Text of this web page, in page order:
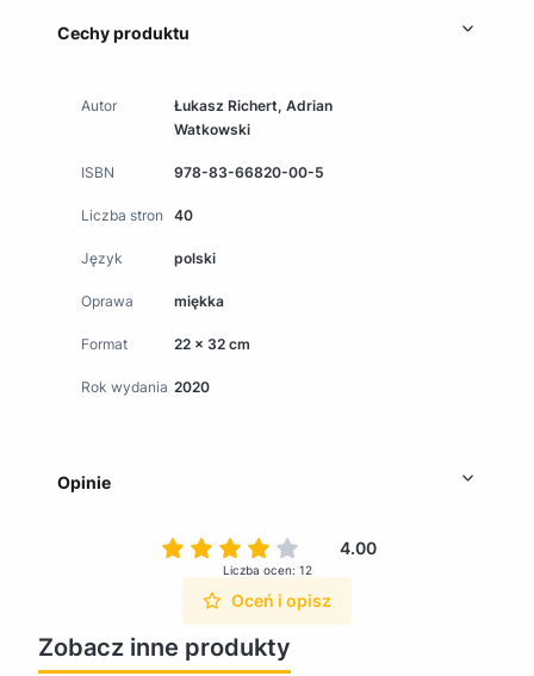
Cechy produktu
Autor
Łukasz Richert, Adrian
Watkowski
ISBN 978-83-66820-00-5
Liczba stron 40
Język polski
Oprawa miękka
Format 22 x 32 cm
Rok wydania 2020
Opinie
4.00
Liczba ocen: 12
Oceń i opisz
Zobacz inne produkty